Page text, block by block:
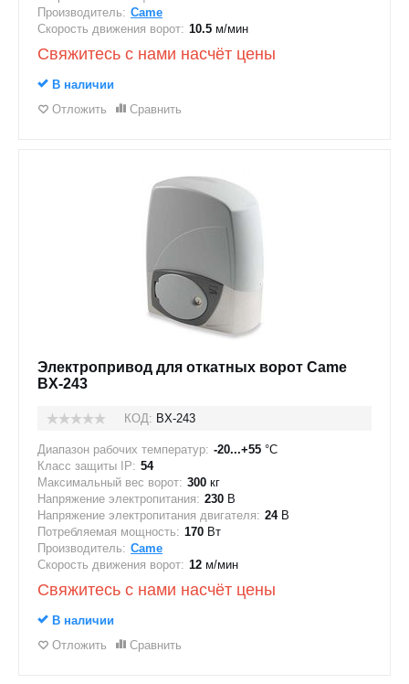
Производитель: Came
Скорость движения ворот: 10.5 м/мин
Свяжитесь с нами насчёт цены
В наличии
Отложить
Сравнить
Электропривод для откатных ворот Came
BX-243
КОД: BX-243
Диапазон рабочих температур: -20...+55 °C
Класс защиты IP: 54
Максимальный вес ворот: 300 кг
Напряжение электропитания: 230 В
Напряжение электропитания двигателя: 24В
Потребляемая мощность: 170 Вт
Производитель: Came
Скорость движения ворот: 12 м/мин
Свяжитесь с нами насчёт цены
В наличии
Отложить
Сравнить